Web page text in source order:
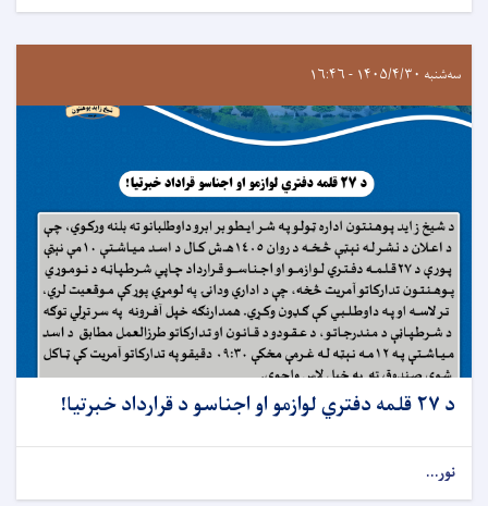
سه‌شنبه ۱۴۰۵/۴/۳۰ - ۱۶:۴۶
د ۲۷ قلمه دفتري لوازمو او اجناسو د قرارداد خبرتيا!
نور...